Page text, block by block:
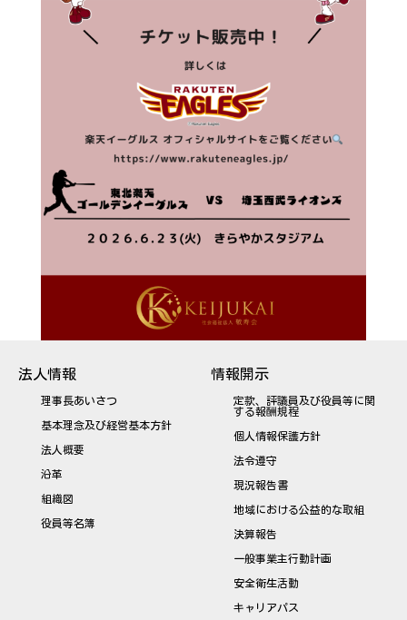
法人情報
理事長あいさつ
基本理念及び経営基本方針
法人概要
沿革
組織図
役員等名簿
情報開示
定款、評議員及び役員等に関
する報酬規程
個人情報保護方針
法令遵守
現況報告書
地域における公益的な取組
決算報告
一般事業主行動計画
安全衛生活動
キャリアパス